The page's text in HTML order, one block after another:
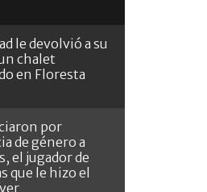
le devolvió a su
chalet
en Floresta
por
de género a
el jugador de
que le hizo el